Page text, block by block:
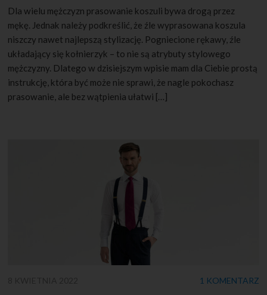
Dla wielu mężczyzn prasowanie koszuli bywa drogą przez
mękę. Jednak należy podkreślić, że źle wyprasowana koszula
niszczy nawet najlepszą stylizację. Pogniecione rękawy, źle
układający się kołnierzyk – to nie są atrybuty stylowego
mężczyzny. Dlatego w dzisiejszym wpisie mam dla Ciebie prostą
instrukcję, która być może nie sprawi, że nagle pokochasz
prasowanie, ale bez wątpienia ułatwi […]
1 KOMENTARZ